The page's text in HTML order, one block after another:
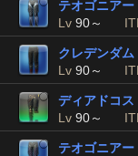
テオゴニア
Lv 90～
クレデンダ
Lv 90～
ディアドコ
Lv 90～
テオゴニア